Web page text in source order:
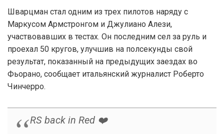
Шварцман стал одним из трех пилотов наряду с
Маркусом Армстронгом и Джулиано Алези,
участвовавших в тестах. Он последним сел за руль и
проехал 50 кругов, улучшив на полсекунды свой
результат, показанный на предыдущих заездах во
Фьорано, сообщает итальянский журналист Роберто
Чинчерро.
RS back in Red ❤️